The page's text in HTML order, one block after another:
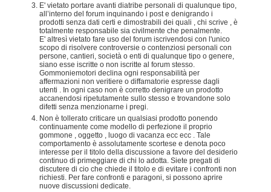
E' vietato portare avanti diatribe personali di qualunque tipo,
all’interno del forum inquinando i post e denigrando i
prodotti senza dati certi e dimostrabili dei quali , chi scrive , è
totalmente responsabile sia civilmente che penalmente.
E' altresì vietato fare uso del forum iscrivendosi con l'unico
scopo di risolvere controversie o contenziosi personali con
persone, cantieri, società o enti di qualunque tipo o genere,
siano esse iscritte o non iscritte al forum stesso.
Gommoniemotori declina ogni responsabilità per
affermazioni non veritiere o diffamatorie espresse dagli
utenti . In ogni caso non è corretto denigrare un prodotto
accanendosi ripetutamente sullo stesso e trovandone solo
difetti senza menzionarne i pregi.
Non è tollerato criticare un qualsiasi prodotto ponendo
continuamente come modello di perfezione il proprio
gommone , oggetto , luogo di vacanza ecc ecc . Tale
comportamento è assolutamente scortese e denota poco
interesse per il titolo della discussione a favore del desiderio
continuo di primeggiare di chi lo adotta. Siete pregati di
discutere di cio che chiede il titolo e di evitare i confronti non
richiesti. Per fare confronti e paragoni, si possono aprire
nuove discussioni dedicate.